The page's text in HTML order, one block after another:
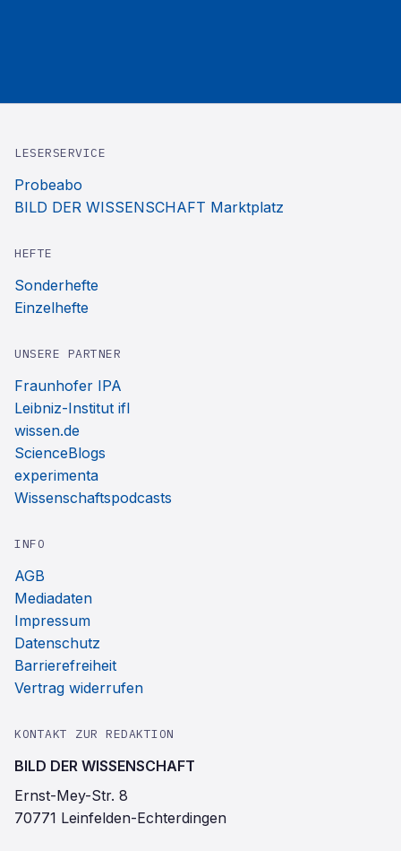
LESERSERVICE
Probeabo
BILD DER WISSENSCHAFT Marktplatz
HEFTE
Sonderhefte
Einzelhefte
UNSERE PARTNER
Fraunhofer IPA
Leibniz-Institut ifl
wissen.de
ScienceBlogs
experimenta
Wissenschaftspodcasts
INFO
AGB
Mediadaten
Impressum
Datenschutz
Barrierefreiheit
Vertrag widerrufen
KONTAKT ZUR REDAKTION
BILD DER WISSENSCHAFT
Ernst-Mey-Str. 8
70771 Leinfelden-Echterdingen